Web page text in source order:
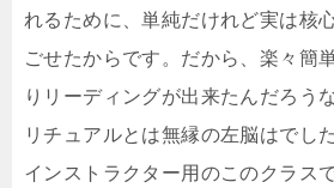
れるために、単純だけれど実は核
ごせたからです。だから、楽々簡
りリーディングが出来たんだろう
リチュアルとは無縁の左脳はでし
インストラクター用のこのクラス